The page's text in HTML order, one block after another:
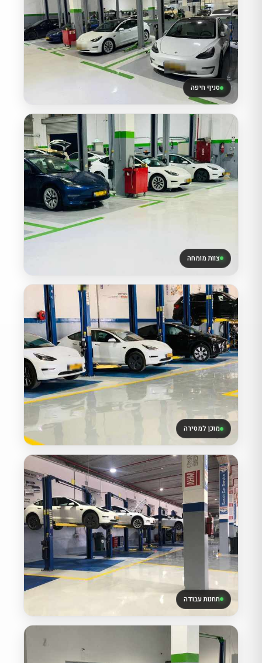
סניף חיפה
צוות מומחה
מוכן למסירה
תחנות עבודה